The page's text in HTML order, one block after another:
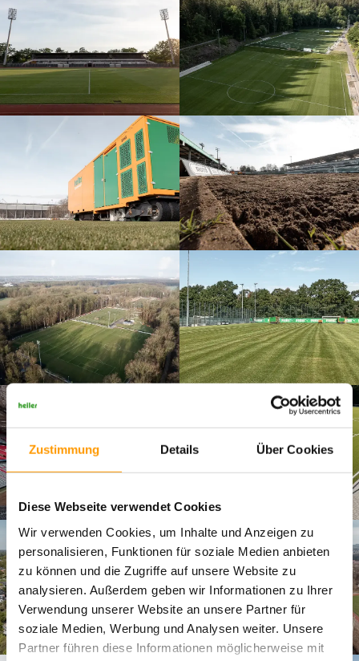
Zustimmung Details Über Cookies
Diese Webseite verwendet Cookies
Wir verwenden Cookies, um Inhalte und Anzeigen zu
personalisieren, Funktionen für soziale Medien anbieten
zu können und die Zugriffe auf unsere Website zu
analysieren. Außerdem geben wir Informationen zu Ihrer
Verwendung unserer Website an unsere Partner für
soziale Medien, Werbung und Analysen weiter. Unsere
Partner führen diese Informationen möglicherweise mit